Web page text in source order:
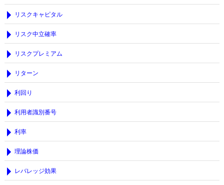
リスクキャピタル
リスク中立確率
リスクプレミアム
リターン
利回り
利用者識別番号
利率
理論株価
レバレッジ効果